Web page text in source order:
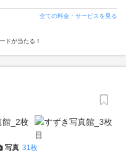
全ての料金・サービスを見る
ドが当たる！
写真 31枚